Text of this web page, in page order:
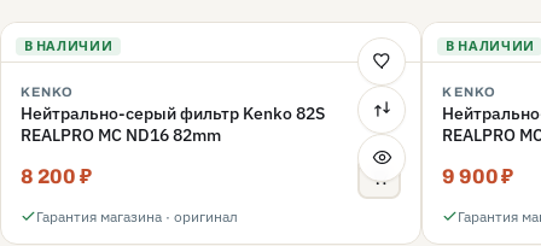
В НАЛИЧИИ
KENKO
Нейтрально-серый фильтр Kenko 82S
REALPRO MC ND16 82mm
8 200 ₽
Гарантия магазина · оригинал
В НАЛИЧИИ
KENKO
REALPRO
9 900 ₽
Гарантия